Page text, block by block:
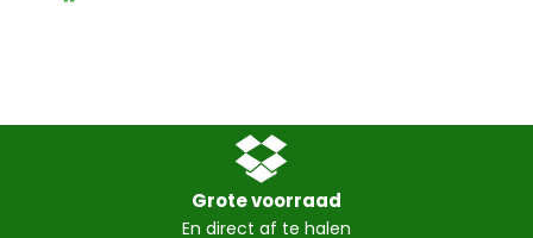
Grote voorraad
En direct af te halen